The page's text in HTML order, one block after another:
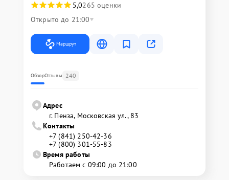
5,0265 оценки
Открыто до 21:00
Маршрут
ОбзорОтзывы 240
Адрес
г. Пенза, Московская ул., 83
Контакты
+7 (841) 250-42-36
+7 (800) 301-55-83
Время работы
Работаем с 09:00 до 21:00